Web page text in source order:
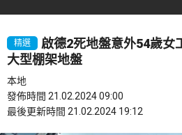
精選
啟德2死地盤意外54歲
大型棚架地盤
本地
發佈時間 21.02.2024 09:00
最後更新時間 21.02.2024 19:12